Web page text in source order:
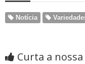
Notícia
Curta a